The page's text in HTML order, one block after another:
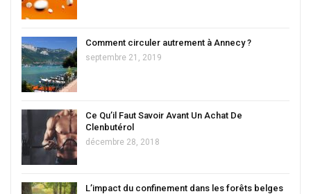
Comment circuler autrement à Annecy ?
septembre 21, 2019
Ce Qu’il Faut Savoir Avant Un Achat De
Clenbutérol
décembre 28, 2018
L’impact du confinement dans les forêts belges